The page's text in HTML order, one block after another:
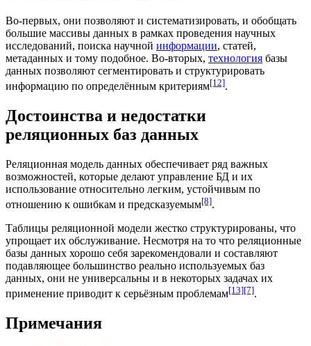
Во-первых, они позволяют и систематизировать, и обобщать
большие массивы данных в рамках проведения научных
исследований, поиска научной информации, статей,
метаданных и тому подобное. Во-вторых, технология базы
данных позволяют сегментировать и структурировать
информацию по определённым критериям[12].
Достоинства и недостатки
реляционных баз данных
Реляционная модель данных обеспечивает ряд важных
возможностей, которые делают управление БД и их
использование относительно легким, устойчивым по
отношению к ошибкам и предсказуемым[8].
Таблицы реляционной модели жестко структурированы, что
упрощает их обслуживание. Несмотря на то что реляционные
базы данных хорошо себя зарекомендовали и составляют
подавляющее большинство реально используемых баз
данных, они не универсальны и в некоторых задачах их
применение приводит к серьёзным проблемам[13][7].
Примечания